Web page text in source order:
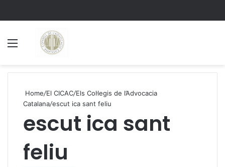
Home/El CICAC/Els Col·legis de l’Advocacia
Catalana/escut ica sant feliu
escut ica sant
feliu